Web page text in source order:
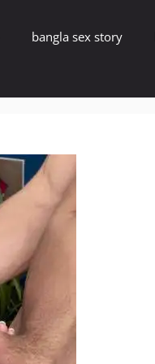
bangla sex story